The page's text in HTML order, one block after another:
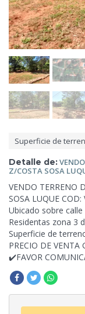
Superficie de
Detalle de:
Z/COSTA SOSA
VENDO TERRENO
SOSA LUQUE COD:
Ubicado sobre
Residentas zona 3
Superficie de
PRECIO DE VENTA
✔️FAVOR